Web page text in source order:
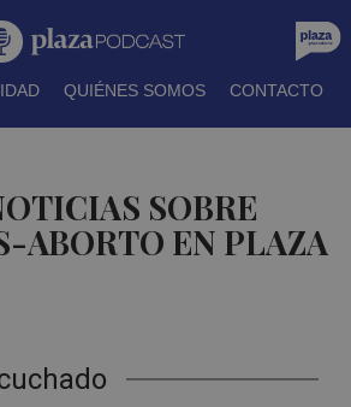
QUIÉNES SOMOS CONTACTO
SOBRE
ABORTO EN PLAZA